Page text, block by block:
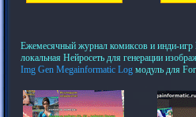
Ежемесячный журнал комиксов и инди-
локальная Нейросеть для генерации
Img Gen Megainformatic Log модуль для